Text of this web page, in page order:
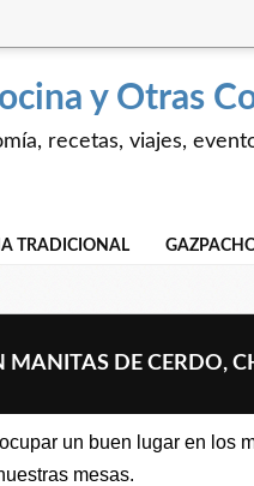
y Otras
recetas, viajes,
TRADICIONAL
MANITAS DE CERDO,
un buen lugar en los
mesas.